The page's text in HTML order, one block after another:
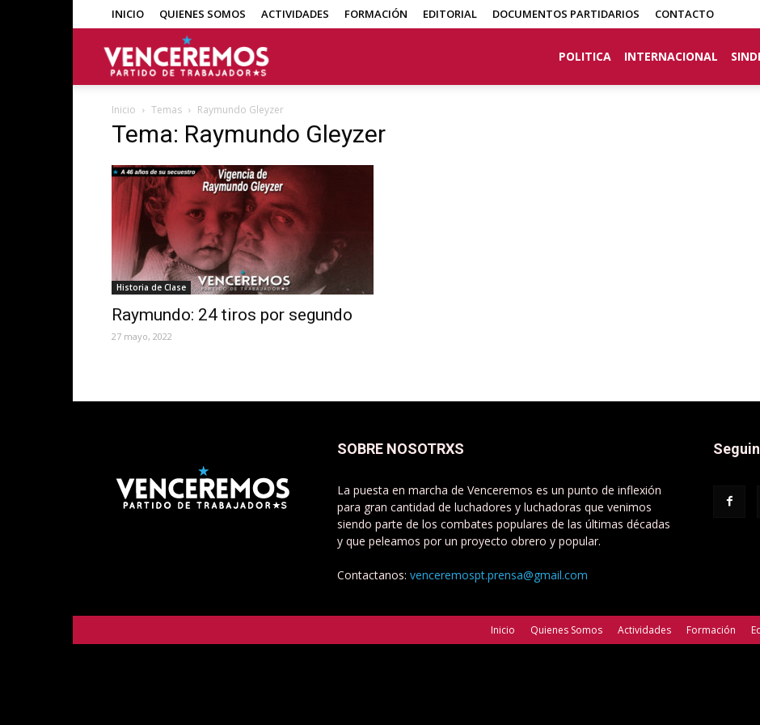
INICIO QUIENES SOMOS ACTIVIDADES FORMACIÓN EDITORIAL DOCUMENTOS PARTIDARIOS CONTACTO
POLITICA INTERNACIONAL
Inicio Temas Raymundo Gleyzer
Tema: Raymundo Gleyzer
Historia de Clase
Raymundo: 24 tiros por segundo
27 mayo, 2022
SOBRE NOSOTRXS
La puesta en marcha de Venceremos es un punto de inflexión
para gran cantidad de luchadores y luchadoras que venimos
siendo parte de los combates populares de las últimas décadas
y que peleamos por un proyecto obrero y popular.
Contactanos: venceremospt.prensa@gmail.com
Inicio Quienes Somos Actividades Formación